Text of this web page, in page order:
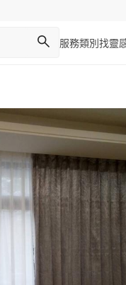
服務類別 找靈